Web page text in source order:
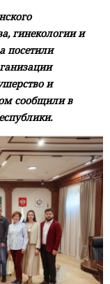
гинекологии и
посетили
и
сообщили в